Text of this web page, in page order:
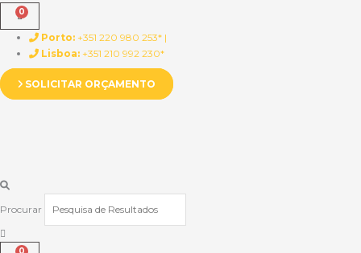
Porto: +351 220 980 253* |
Lisboa: +351 210 992 230*
SOLICITAR ORÇAMENTO
Procurar